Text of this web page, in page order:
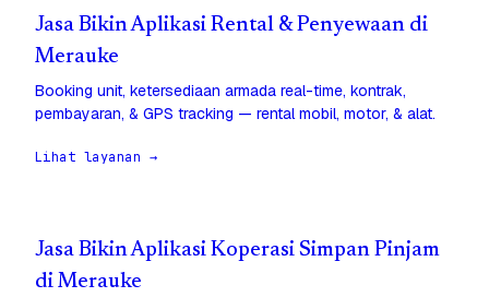
Jasa Bikin Aplikasi Rental & Penyewaan di
Merauke
Booking unit, ketersediaan armada real-time, kontrak,
pembayaran, & GPS tracking — rental mobil, motor, & alat.
Lihat layanan →
Jasa Bikin Aplikasi Koperasi Simpan Pinjam
di Merauke